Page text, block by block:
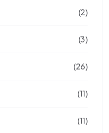
(2)
(3)
(26)
(11)
(11)